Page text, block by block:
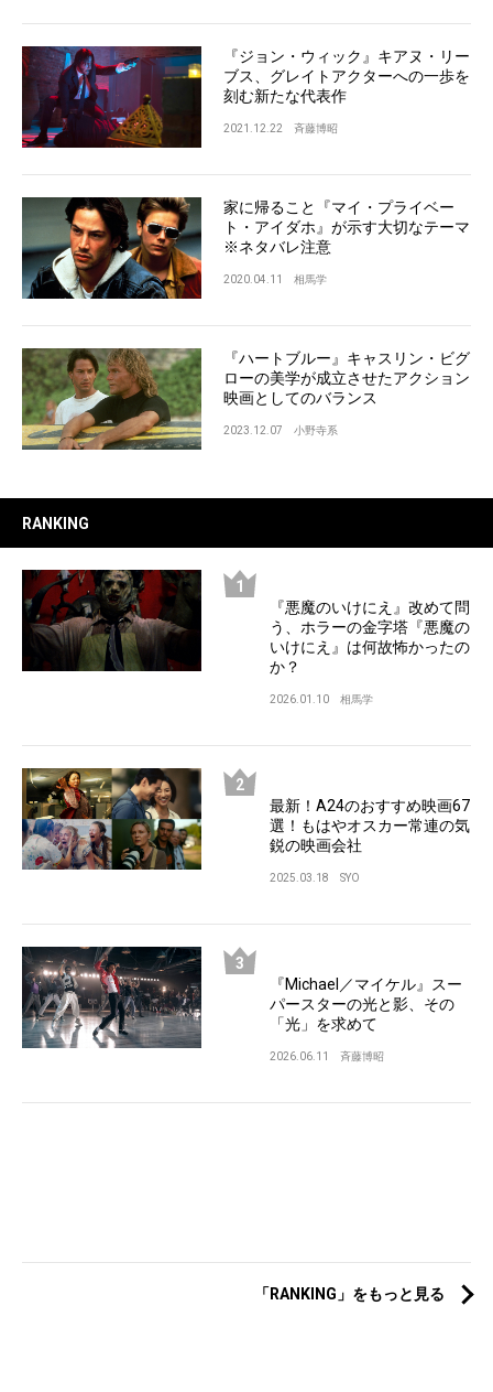
『ジョン・ウィック』キアヌ・リー
ブス、グレイトアクターへの一歩を
刻む新たな代表作
2021.12.22 斉藤博昭
家に帰ること『マイ・プライベー
ト・アイダホ』が示す大切なテーマ
※ネタバレ注意
2020.04.11 相馬学
『ハートブルー』キャスリン・ビグ
ローの美学が成立させたアクション
映画としてのバランス
2023.12.07 小野寺系
RANKING
『悪魔のいけにえ』改めて問
う、ホラーの金字塔『悪魔の
いけにえ』は何故怖かったの
か？
2026.01.10 相馬学
最新！A24のおすすめ映画67
選！もはやオスカー常連の気
鋭の映画会社
2025.03.18 SYO
『Michael／マイケル』スー
パースターの光と影、その
「光」を求めて
2026.06.11 斉藤博昭
「RANKING」をもっと見る